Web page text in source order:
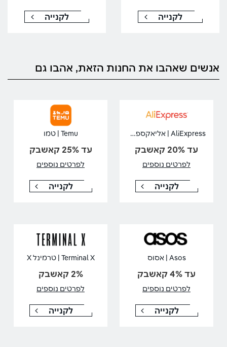
לקנייה לקנייה
אנשים שאהבו את החנות הזאת, אהבו גם
AliExpress | אליאקספרס
עד 20% קאשבק
לפרטים נוספים
לקנייה
Temu | טמו
עד 25% קאשבק
לפרטים נוספים
לקנייה
Asos | אסוס
עד 4% קאשבק
לפרטים נוספים
לקנייה
Terminal X | טרמינל X
2% קאשבק
לפרטים נוספים
לקנייה